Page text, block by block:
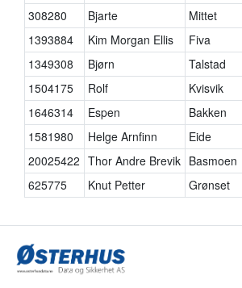
308280
Bjarte Mittet
1393884
Kim Morgan Ellis Fiva
1349308
Bjørn Talstad
1504175
Rolf Kvisvik
1646314
Espen Bakken
1581980
Helge Arnfinn Eide
20025422 Thor Andre Brevik Basmoen
625775
Knut Petter Grønset